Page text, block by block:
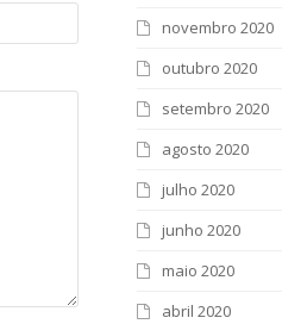
novembro 2020
outubro 2020
setembro 2020
agosto 2020
julho 2020
junho 2020
maio 2020
abril 2020